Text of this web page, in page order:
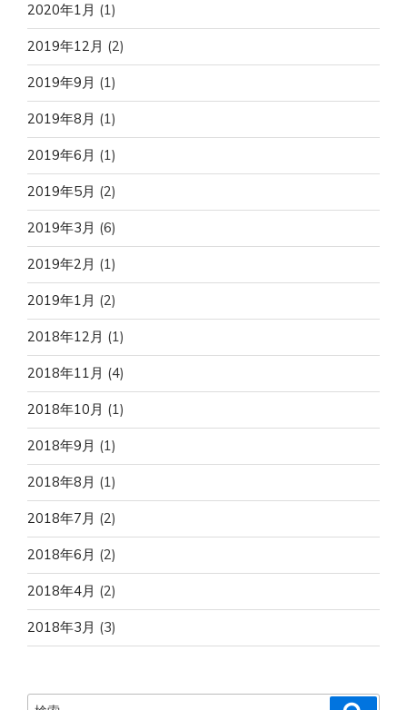
2020年1月 (1)
2019年12月 (2)
2019年9月 (1)
2019年8月 (1)
2019年6月 (1)
2019年5月 (2)
2019年3月 (6)
2019年2月 (1)
2019年1月 (2)
2018年12月 (1)
2018年11月 (4)
2018年10月 (1)
2018年9月 (1)
2018年8月 (1)
2018年7月 (2)
2018年6月 (2)
2018年4月 (2)
2018年3月 (3)
検